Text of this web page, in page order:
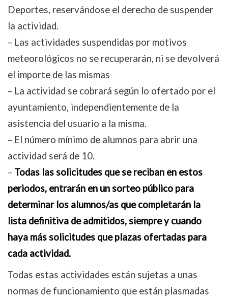
Deportes, reservándose el derecho de suspender
la actividad.
– Las actividades suspendidas por motivos
meteorológicos no se recuperarán, ni se devolverá
el importe de las mismas
– La actividad se cobrará según lo ofertado por el
ayuntamiento, independientemente de la
asistencia del usuario a la misma.
– El número mínimo de alumnos para abrir una
actividad será de 10.
– Todas las solicitudes que se reciban en estos
periodos, entrarán en un sorteo público para
determinar los alumnos/as que completarán la
lista definitiva de admitidos, siempre y cuando
haya más solicitudes que plazas ofertadas para
cada actividad.
Todas estas actividades están sujetas a unas
normas de funcionamiento que están plasmadas